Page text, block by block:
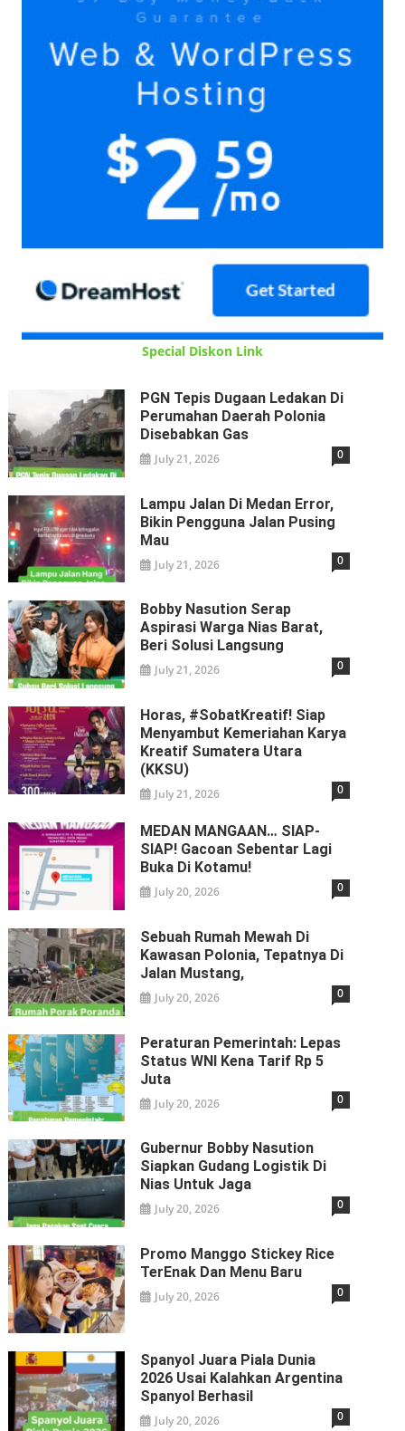
Special Diskon Link
PGN Tepis Dugaan Ledakan Di
Perumahan Daerah Polonia
Disebabkan Gas
July 21, 2026 0
Lampu Jalan Di Medan Error,
Bikin Pengguna Jalan Pusing
Mau
July 21, 2026 0
Bobby Nasution Serap
Aspirasi Warga Nias Barat,
Beri Solusi Langsung
July 21, 2026 0
Horas, #SobatKreatif! Siap
Menyambut Kemeriahan Karya
Kreatif Sumatera Utara
(KKSU)
July 21, 2026 0
MEDAN MANGAAN… SIAP-
SIAP! Gacoan Sebentar Lagi
Buka Di Kotamu!
July 20, 2026 0
Sebuah Rumah Mewah Di
Kawasan Polonia, Tepatnya Di
Jalan Mustang,
July 20, 2026 0
Peraturan Pemerintah: Lepas
Status WNI Kena Tarif Rp 5
Juta
July 20, 2026 0
Gubernur Bobby Nasution
Siapkan Gudang Logistik Di
Nias Untuk Jaga
July 20, 2026 0
Promo Manggo Stickey Rice
TerEnak Dan Menu Baru
July 20, 2026 0
Spanyol Juara Piala Dunia
2026 Usai Kalahkan Argentina
Spanyol Berhasil
July 20, 2026 0